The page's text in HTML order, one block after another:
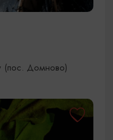
(пос. Домново)